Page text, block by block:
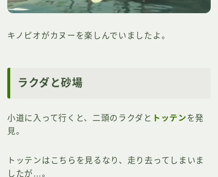
キノピオがカヌーを楽しんでいましたよ。
ラクダと砂場
小道に入って行くと、二頭のラクダと トッテンを発
見。
トッテンはこちらを見るなり、走り去ってしまいま
したが…。